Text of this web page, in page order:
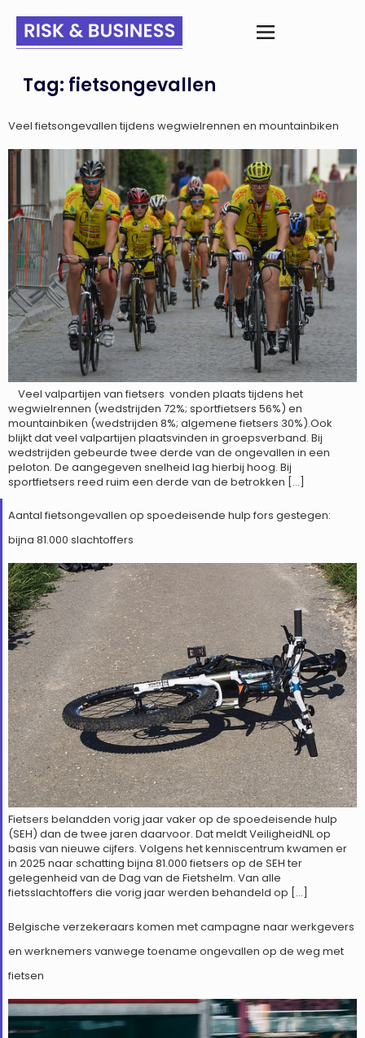
Tag: fietsongevallen
Veel fietsongevallen tijdens wegwielrennen en mountainbiken
Veel valpartijen van fietsers vonden plaats tijdens het
wegwielrennen (wedstrijden 72%; sportfietsers 56%) en
mountainbiken (wedstrijden 8%; algemene fietsers 30%).Ook
blijkt dat veel valpartijen plaatsvinden in groepsverband. Bij
wedstrijden gebeurde twee derde van de ongevallen in een
peloton. De aangegeven snelheid lag hierbij hoog. Bij
sportfietsers reed ruim een derde van de betrokken […]
Aantal fietsongevallen op spoedeisende hulp fors gestegen:
bijna 81.000 slachtoffers
Fietsers belandden vorig jaar vaker op de spoedeisende hulp
(SEH) dan de twee jaren daarvoor. Dat meldt VeiligheidNL op
basis van nieuwe cijfers. Volgens het kenniscentrum kwamen er
in 2025 naar schatting bijna 81.000 fietsers op de SEH ter
gelegenheid van de Dag van de Fietshelm. Van alle
fietsslachtoffers die vorig jaar werden behandeld op […]
Belgische verzekeraars komen met campagne naar werkgevers
en werknemers vanwege toename ongevallen op de weg met
fietsen